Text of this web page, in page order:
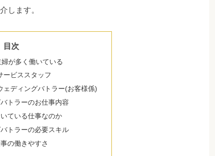
します。
目次
が多く働いている
ビススタッフ
ディングバトラー(お客様係)
トラーのお仕事内容
ている仕事なのか
トラーの必要スキル
の働きやすさ